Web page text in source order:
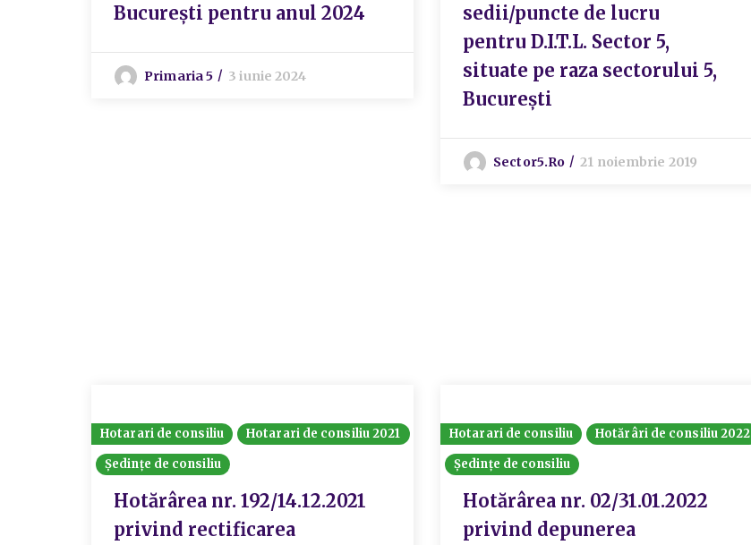
București pentru anul 2024
Primaria 5 3 iunie 2024
sedii/puncte de lucru
pentru D.I.T.L. Sector 5,
situate pe raza sectorului 5,
București
Sector5.ro 21 noiembrie 2019
Hotarari de consiliu
Hotarari de consiliu 2021
Ședințe de consiliu
Hotărârea nr. 192/14.12.2021
privind rectificarea
Hotarari de consiliu
Hotărâri de consiliu 2022
Ședințe de consiliu
Hotărârea nr. 02/31.01.2022
privind depunerea